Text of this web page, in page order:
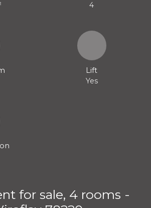
4
Lift
Yes
for sale, 4 rooms -